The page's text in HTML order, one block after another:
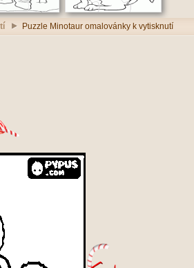
Puzzle Minotaur omalovánky k vytisknutí